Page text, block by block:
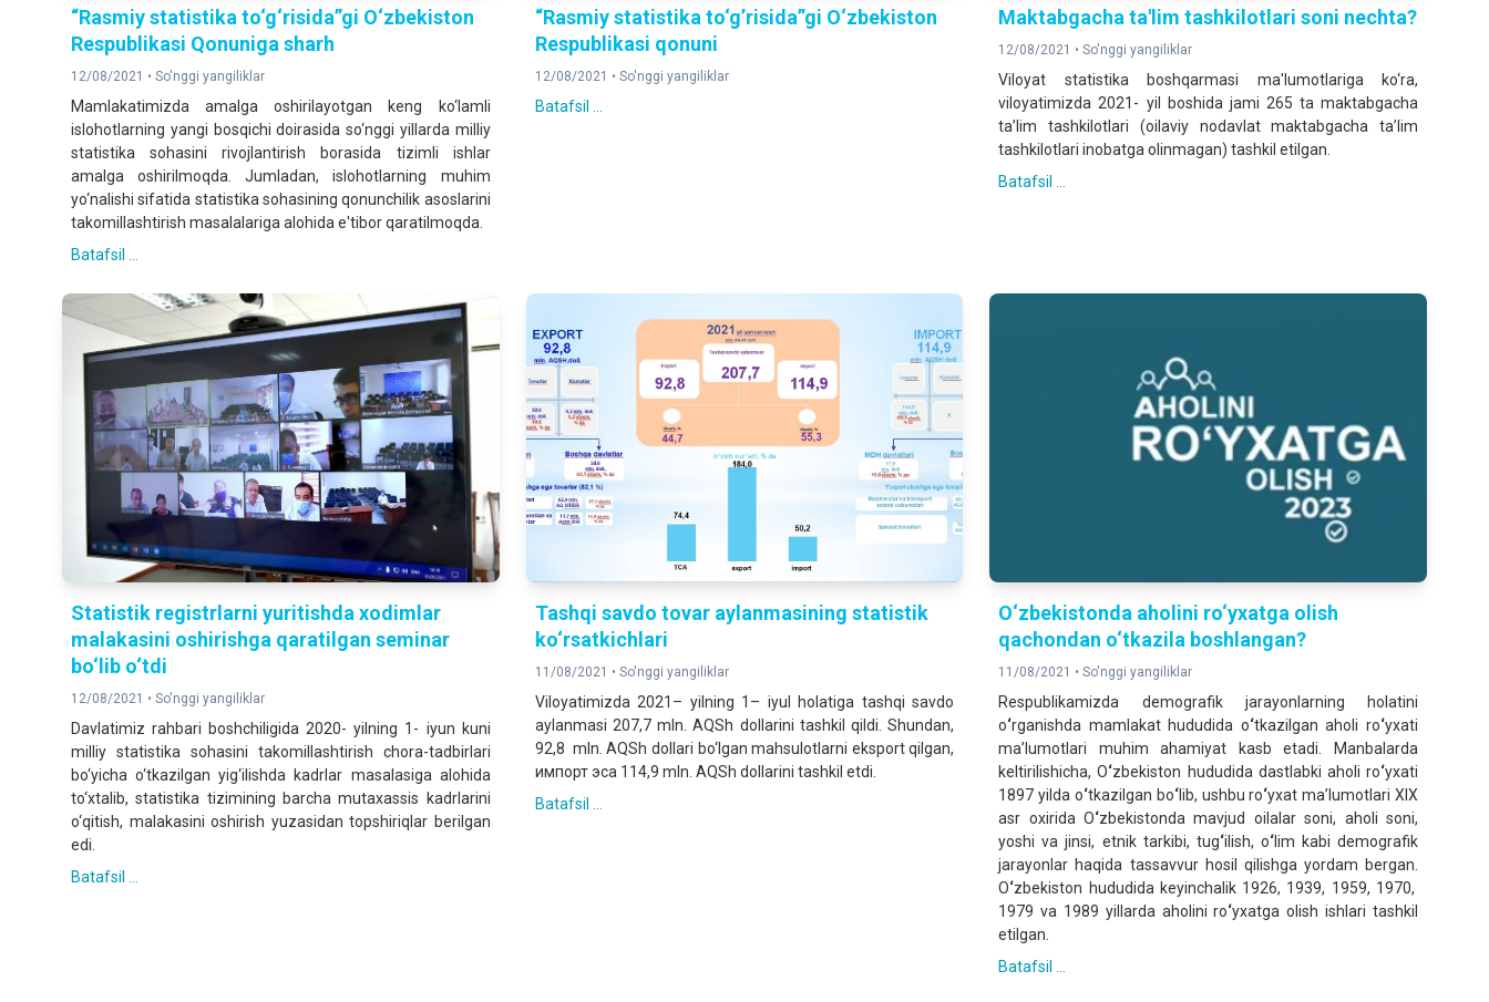
“Rasmiy statistika to‘g‘risida”gi O‘zbekiston
Respublikasi Qonuniga sharh
12/08/2021 • So'nggi yangiliklar
Mamlakatimizda amalga oshirilayotgan keng ko‘lamli
islohotlarning yangi bosqichi doirasida so‘nggi yillarda milliy
statistika sohasini rivojlantirish borasida tizimli ishlar
amalga oshirilmoqda. Jumladan, islohotlarning muhim
yo‘nalishi sifatida statistika sohasining qonunchilik asoslarini
takomillashtirish masalalariga alohida e'tibor qaratilmoqda.
Batafsil ...
“Rasmiy statistika to‘g’risida”gi O‘zbekiston
Respublikasi qonuni
12/08/2021 • So'nggi yangiliklar
Batafsil ...
Maktabgacha ta'lim tashkilotlari soni nechta?
12/08/2021 •So'nggi yangiliklar
Viloyat statistika boshqarmasi ma'lumotlariga ko‘ra,
viloyatimizda 2021- yil boshida jami 265 ta maktabgacha
ta’lim tashkilotlari (oilaviy nodavlat maktabgacha ta’lim
tashkilotlari inobatga olinmagan) tashkil etilgan.
Batafsil ...
Statistik registrlarni yuritishda xodimlar
malakasini oshirishga qaratilgan seminar
bo‘lib o‘tdi
12/08/2021 • So'nggi yangiliklar
Davlatimiz rahbari boshchiligida 2020- yilning 1- iyun kuni
milliy statistika sohasini takomillashtirish chora-tadbirlari
bo‘yicha o‘tkazilgan yig‘ilishda kadrlar masalasiga alohida
to‘xtalib, statistika tizimining barcha mutaxassis kadrlarini
o‘qitish, malakasini oshirish yuzasidan topshiriqlar berilgan
edi.
Batafsil ...
Tashqi savdo tovar aylanmasining statistik
ko‘rsatkichlari
11/08/2021 • So'nggi yangiliklar
Viloyatimizda 2021– yilning 1– iyul holatiga tashqi savdo
aylanmasi 207,7 mln. AQSh dollarini tashkil qildi. Shundan,
92,8 mln. AQSh dollari bo‘lgan mahsulotlarni eksport qilgan,
импорт эса 114,9 mln. AQSh dollarini tashkil etdi.
Batafsil ...
O‘zbekistonda aholini ro‘yxatga olish
qachondan o‘tkazila boshlangan?
11/08/2021 •So'nggi yangiliklar
Respublikamizda demografik jarayonlarning holatini
o‘rganishda mamlakat hududida o‘tkazilgan aholi ro‘yxati
ma’lumotlari muhim ahamiyat kasb etadi. Manbalarda
keltirilishicha, O‘zbekiston hududida dastlabki aholi ro‘yxati
1897 yilda o‘tkazilgan bo‘lib, ushbu ro‘yxat ma’lumotlari XIX
asr oxirida O‘zbekistonda mavjud oilalar soni, aholi soni,
yoshi va jinsi, etnik tarkibi, tug‘ilish, o‘lim kabi demografik
jarayonlar haqida tassavvur hosil qilishga yordam bergan.
O‘zbekiston hududida keyinchalik 1926, 1939, 1959, 1970,
1979 va 1989 yillarda aholini ro‘yxatga olish ishlari tashkil
etilgan.
Batafsil ...